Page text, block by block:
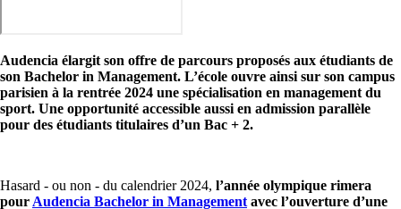
Audencia élargit son offre de parcours proposés aux étudiants de
son Bachelor in Management. L’école ouvre ainsi sur son campus
parisien à la rentrée 2024 une spécialisation en management du
sport. Une opportunité accessible aussi en admission parallèle
pour des étudiants titulaires d’un Bac + 2.
Hasard - ou non - du calendrier 2024, l’année olympique rimera
pour Audencia Bachelor in Management avec l’ouverture d’une